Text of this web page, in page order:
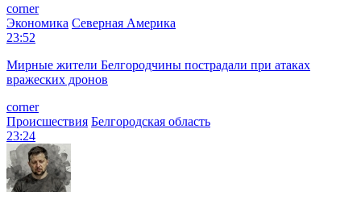
corner
Экономика Северная Америка
23:52
Мирные жители Белгородчины пострадали при атаках
вражеских дронов
corner
Происшествия Белгородская область
23:24